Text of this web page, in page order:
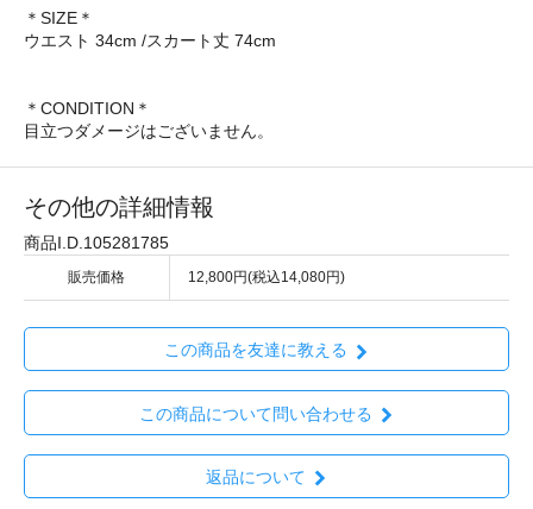
＊SIZE＊
ウエスト 34cm /スカート丈 74cm
＊CONDITION＊
目立つダメージはございません。
その他の詳細情報
商品I.D.105281785
販売価格 12,800円(税込14,080円)
この商品を友達に教える
この商品について問い合わせる
返品について